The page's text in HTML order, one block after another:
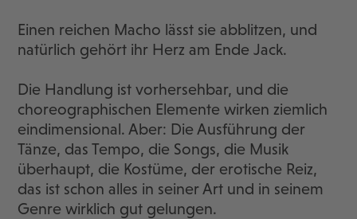
Einen reichen Macho lässt sie abblitzen, und
natürlich gehört ihr Herz am Ende Jack.
Die Handlung ist vorhersehbar, und die
choreographischen Elemente wirken ziemlich
eindimensional. Aber: Die Ausführung der
Tänze, das Tempo, die Songs, die Musik
überhaupt, die Kostüme, der erotische Reiz,
das ist schon alles in seiner Art und in seinem
Genre wirklich gut gelungen.